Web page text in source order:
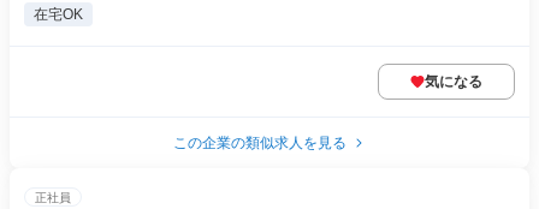
在宅OK
気になる
この企業の類似求人を見る
正社員